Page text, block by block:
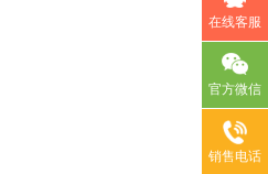
在线客服
官方微信
销售电话